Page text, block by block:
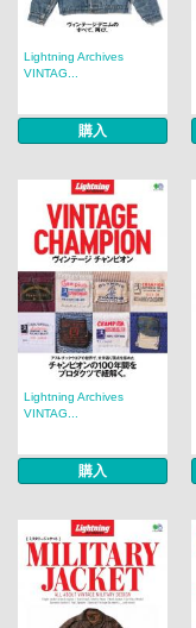
Lightning Archives
VINTAG...
購入
Lightning Archives
VINTAG...
購入